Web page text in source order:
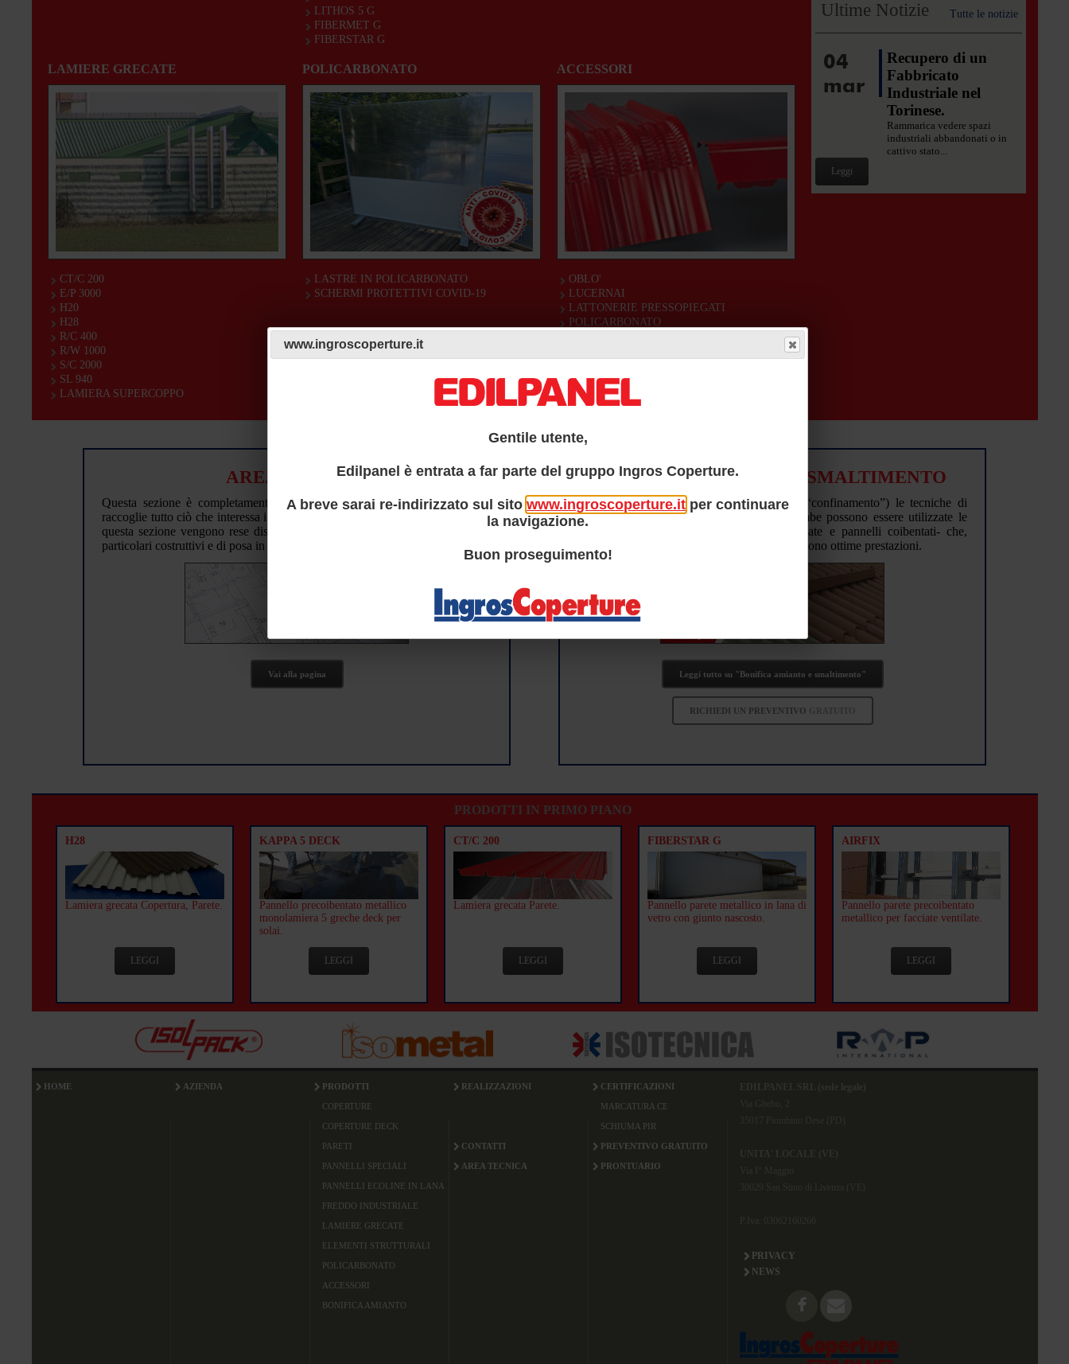
LITHOS 5 G
FIBERMET G
FIBERSTAR G
LAMIERE GRECATE
CT/C 200
E/P 3000
H20
H28
R/C 400
R/W 1000
S/C 2000
SL 940
LAMIERA SUPERCOPPO
POLICARBONATO
LASTRE IN POLICARBONATO
SCHERMI PROTETTIVI COVID-19
ACCESSORI
OBLO'
LUCERNAI
LATTONERIE PRESSOPIEGATI
POLICARBONATO
Ultime Notizie Tutte le notizie
04
mar
Recupero di un
Fabbricato
Industriale nel
Torinese.
Rammarica vedere spazi
industriali abbandonati o in
cattivo stato...
Leggi
AREA TECNICA
Questa sezione è completamente dedicata al mondo della progettazione e
raccoglie tutto ciò che interessa i progettisti che lavorano in CAD. Attraverso
questa sezione vengono rese disponibili preziose raccolte da collezionare di
particolari costruttivi e di posa in opera di pannelli precoibentati Isolpack.
Vai alla pagina
BONIFICA AMIANTO E SMALTIMENTO
Sono “sostituzione” e “sovracopertura” (o “confinamento”) le tecniche di
bonifica dell’amianto più diffuse: per entrambe possono essere utilizzate le
coperture EDILFORNITURE -lamiere grecate e pannelli coibentati- che,
oltre a risolvere il problema amianto, garantiscono ottime prestazioni.
Leggi tutto su "Bonifica amianto e smaltimento"
RICHIEDI UN PREVENTIVO
PRODOTTI IN PRIMO PIANO
H28
Lamiera grecata Copertura, Parete.
LEGGI
KAPPA 5 DECK
Pannello precoibentato metallico
monolamiera 5 greche deck per
solai.
LEGGI
CT/C 200
Lamiera grecata Parete.
LEGGI
FIBERSTAR G
Pannello parete metallico in lana di
vetro con giunto nascosto.
LEGGI
AIRFIX
Pannello parete precoibentato
metallico per facciate ventilate.
LEGGI
HOME AZIENDA PRODOTTI
COPERTURE
COPERTURE DECK
PARETI
PANNELLI SPECIALI
PANNELLI ECOLINE IN LANA
FREDDO INDUSTRIALE
LAMIERE GRECATE
ELEMENTI STRUTTURALI
POLICARBONATO
ACCESSORI
BONIFICA AMIANTO
REALIZZAZIONI CERTIFICAZIONI
MARCATURA CE
SCHIUMA PIR
CONTATTI PREVENTIVO GRATUITO
AREA TECNICA PRONTUARIO
PRIVACY
NEWS
www.ingroscoperture.it
Gentile utente,
Edilpanel è entrata a far parte del gruppo Ingros Coperture.
A breve sarai re-indirizzato sul sitowww.ingroscoperture.it per continuare
la navigazione.
Buon proseguimento!